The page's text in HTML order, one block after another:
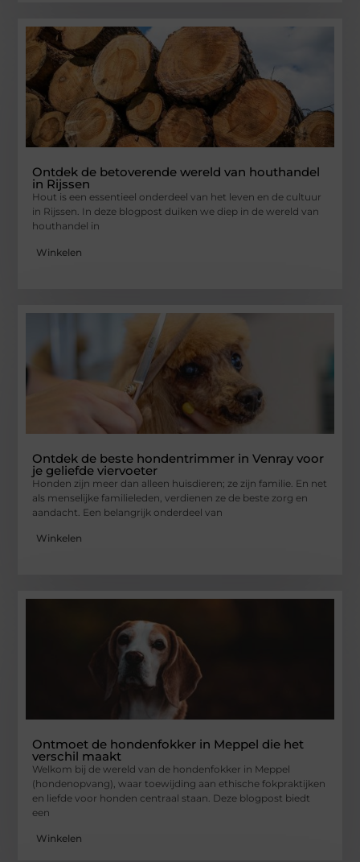
Ontdek de betoverende wereld van houthandel
in Rijssen
Hout is een essentieel onderdeel van het leven en de cultuur
in Rijssen. In deze blogpost duiken we diep in de wereld van
houthandel in
Winkelen
Ontdek de beste hondentrimmer in Venray voor
je geliefde viervoeter
Honden zijn meer dan alleen huisdieren; ze zijn familie. En net
als menselijke familieleden, verdienen ze de beste zorg en
aandacht. Een belangrijk onderdeel van
Winkelen
Ontmoet de hondenfokker in Meppel die het
verschil maakt
Welkom bij de wereld van de hondenfokker in Meppel
(hondenopvang), waar toewijding aan ethische fokpraktijken
en liefde voor honden centraal staan. Deze blogpost biedt
een
Winkelen